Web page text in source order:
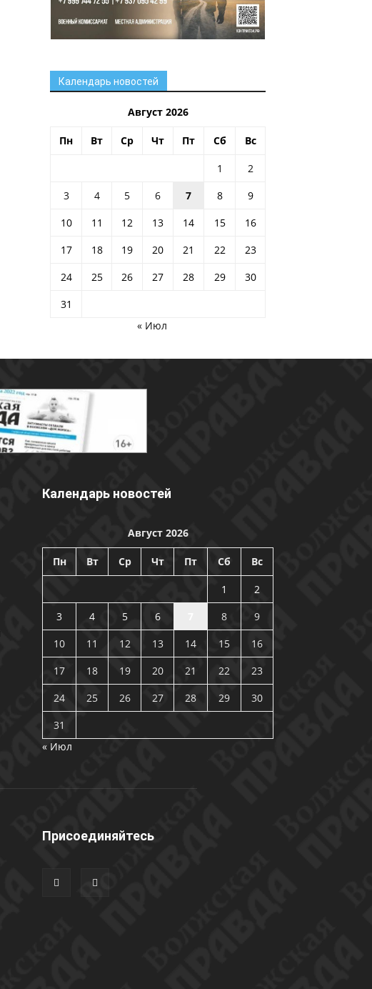
Календарь новостей
Август 2026
Пн Вт Ср Чт Пт Сб Вс
1
2
3
4 5 6 7 8
9
10
11 12 13 14 15
16
17
18 19 20 21 22
23
24
25 26 27 28 29
30
31
« Июл
Календарь новостей
Август 2026
Пн Вт Ср Чт Пт Сб Вс
1
2
3
4 5 6 8
9
10
11 12 13 14 15
16
17
18 19 20 21 22
23
24
25 26 27 28 29
30
31
« Июл
Присоединяйтесь